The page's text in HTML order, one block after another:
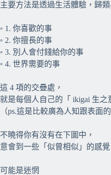
主要方法是透過生活體驗，歸
◦ 1. 你喜歡的事
◦ 2. 你擅長的事
◦ 3. 別人會付錢給你的事
◦ 4. 世界需要的事
這 4 項的交疊處，
就是每個人自己的「 ikigai 生之
（ps.這是比較廣為人知跟表面的
不曉得你有沒有在下圖中，
意會到一些「似曾相似」的感覺
可能是迷惘